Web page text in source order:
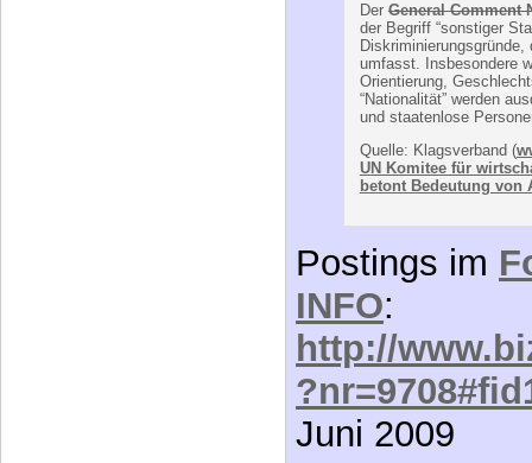
DerGeneral Comment
der Begriff “sonstiger
umfasst. Insbesondere
Orientierung,
“Nationalität” werden
und staatenlose
Quelle: Klagsverband (
UN Komitee für
betont Bedeutung
Postings im
INFO:
http://
Juni 2009